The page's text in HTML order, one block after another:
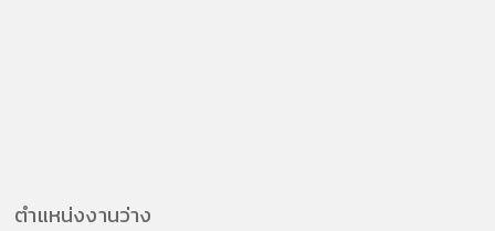
ตำแหน่งงานว่าง